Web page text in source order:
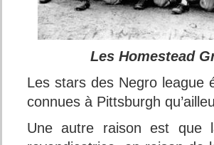
Les Homestead
Les stars des Negro league
connues à Pittsburgh
Une autre raison est que